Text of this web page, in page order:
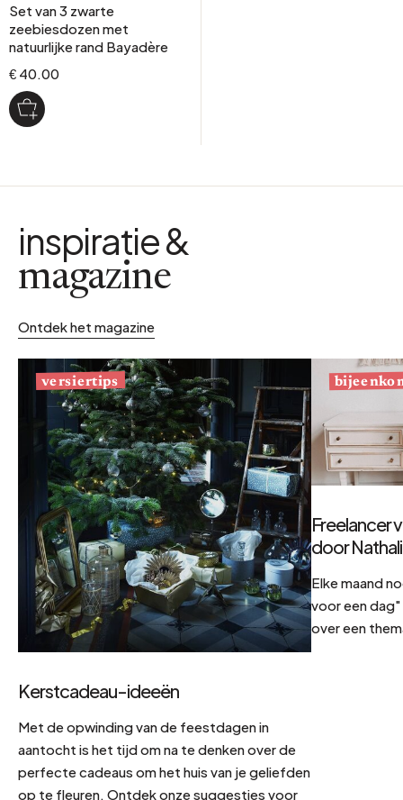
Set van 3 zwarte
zeebiesdozen met
natuurlijke rand Bayadère
€ 40.00
inspiratie &
magazine
Ontdek het magazine
versiertips
Kerstcadeau-ideeën
Met de opwinding van de feestdagen in
aantocht is het tijd om na te denken over de
perfecte cadeaus om het huis van je geliefden
op te fleuren. Ontdek onze suggesties voor
Freelancer
door
Elke maand
voor een
over een